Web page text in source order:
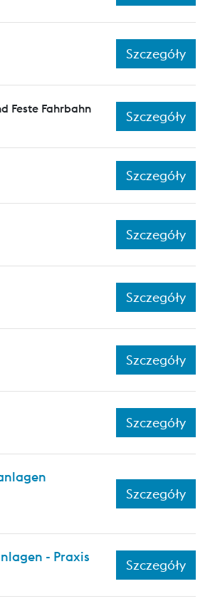
Szczegóły
Feste Fahrbahn
Szczegóły
Szczegóły
Szczegóły
Szczegóły
Szczegóły
Szczegóły
Szczegóły
- Praxis
Szczegóły